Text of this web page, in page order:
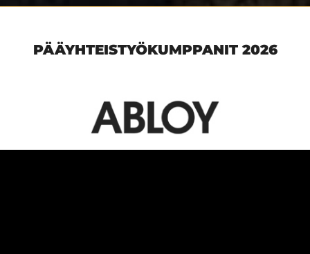
PÄÄYHTEISTYÖKUMPPANIT 2026